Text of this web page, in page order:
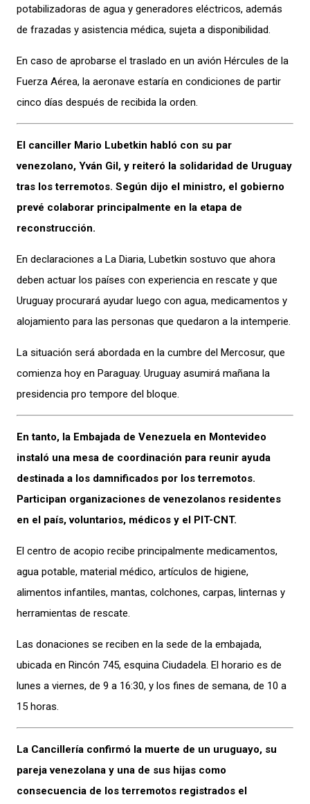
potabilizadoras de agua y generadores eléctricos, además
de frazadas y asistencia médica, sujeta a disponibilidad.
En caso de aprobarse el traslado en un avión Hércules de la
Fuerza Aérea, la aeronave estaría en condiciones de partir
cinco días después de recibida la orden.
El canciller Mario Lubetkin habló con su par
venezolano, Yván Gil, y reiteró la solidaridad de Uruguay
tras los terremotos. Según dijo el ministro, el gobierno
prevé colaborar principalmente en la etapa de
reconstrucción.
En declaraciones a La Diaria, Lubetkin sostuvo que ahora
deben actuar los países con experiencia en rescate y que
Uruguay procurará ayudar luego con agua, medicamentos y
alojamiento para las personas que quedaron a la intemperie.
La situación será abordada en la cumbre del Mercosur, que
comienza hoy en Paraguay. Uruguay asumirá mañana la
presidencia pro tempore del bloque.
En tanto, la Embajada de Venezuela en Montevideo
instaló una mesa de coordinación para reunir ayuda
destinada a los damnificados por los terremotos.
Participan organizaciones de venezolanos residentes
en el país, voluntarios, médicos y el PIT-CNT.
El centro de acopio recibe principalmente medicamentos,
agua potable, material médico, artículos de higiene,
alimentos infantiles, mantas, colchones, carpas, linternas y
herramientas de rescate.
Las donaciones se reciben en la sede de la embajada,
ubicada en Rincón 745, esquina Ciudadela. El horario es de
lunes a viernes, de 9 a 16:30, y los fines de semana, de 10 a
15 horas.
La Cancillería confirmó la muerte de un uruguayo, su
pareja venezolana y una de sus hijas como
consecuencia de los terremotos registrados el